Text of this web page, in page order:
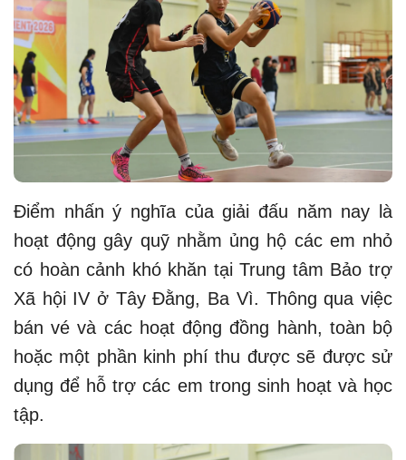
Điểm nhấn ý nghĩa của giải đấu năm nay là
hoạt động gây quỹ nhằm ủng hộ các em nhỏ
có hoàn cảnh khó khăn tại Trung tâm Bảo trợ
Xã hội IV ở Tây Đằng, Ba Vì. Thông qua việc
bán vé và các hoạt động đồng hành, toàn bộ
hoặc một phần kinh phí thu được sẽ được sử
dụng để hỗ trợ các em trong sinh hoạt và học
tập.